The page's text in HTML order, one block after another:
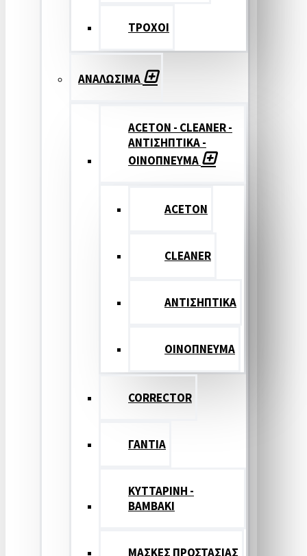
ΤΡΟΧΟΙ
ΑΝΑΛΩΣΙΜΑ
ACETON - CLEANER -
ΑΝΤΙΣΗΠΤΙΚΑ -
ΟΙΝΟΠΝΕΥΜΑ
ACETON
CLEANER
ΑΝΤΙΣΗΠΤΙΚΑ
ΟΙΝΟΠΝΕΥΜΑ
CORRECTOR
ΓΑΝΤΙΑ
ΚΥΤΤΑΡΙΝΗ -
ΒΑΜΒΑΚΙ
ΜΑΣΚΕΣ ΠΡΟΣΤΑΣΙΑΣ